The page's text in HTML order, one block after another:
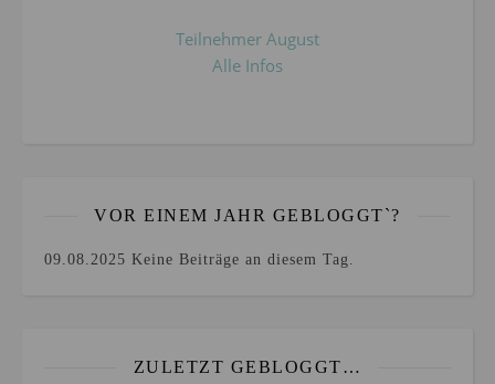
Teilnehmer August
Alle Infos
VOR EINEM JAHR GEBLOGGT`?
09.08.2025 Keine Beiträge an diesem Tag.
ZULETZT GEBLOGGT…